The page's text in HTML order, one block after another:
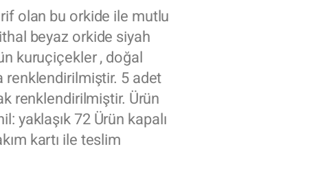
olan bu orkide ile mutlu
beyaz orkide siyah
kuruçiçekler , doğal
5 adet
renklendirilmiştir. Ürün
yaklaşık 72 Ürün kapalı
kartı ile teslim